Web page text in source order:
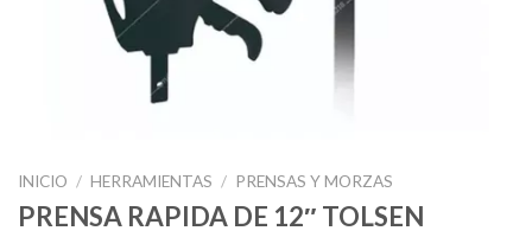
INICIO / HERRAMIENTAS / PRENSAS Y MORZAS
PRENSA RAPIDA DE 12″ TOLSEN